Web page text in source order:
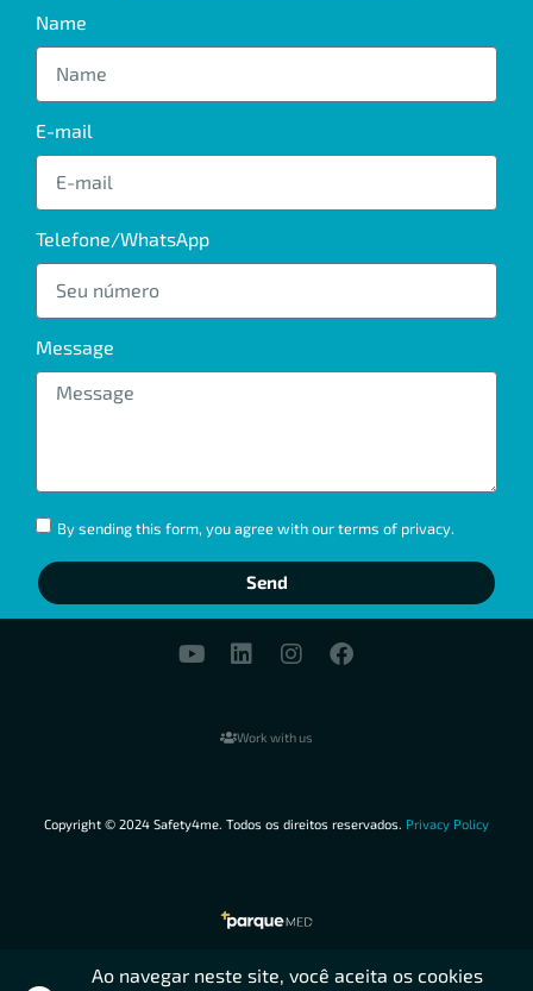
Name
E-mail
Telefone/WhatsApp
Message
By sending this form, you agree with our terms of privacy.
Send
Work with us
Copyright © 2024 Safety4me. Todos os direitos reservados. Privacy Policy
starzbet güncel giriş starzbet giriş starzbet starzbet
Ao navegar neste site, você aceita os cookies